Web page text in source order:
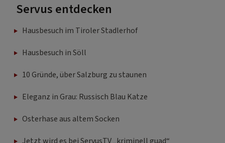
Servus entdecken
Hausbesuch im Tiroler Stadlerhof
Hausbesuch in Söll
10 Gründe, über Salzburg zu staunen
Eleganz in Grau: Russisch Blau Katze
Osterhase aus altem Socken